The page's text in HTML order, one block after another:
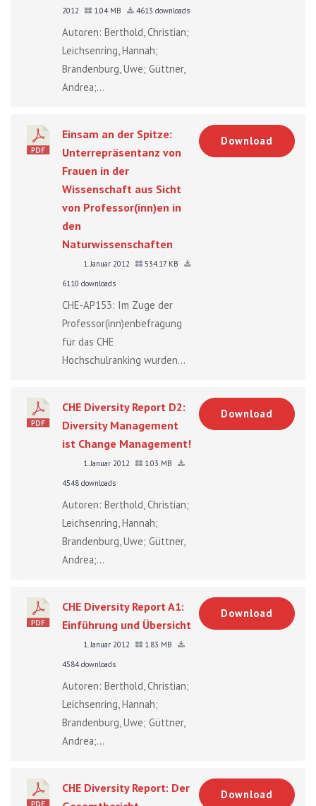
2012
1.04 MB 4613 downloads
Autoren: Berthold, Christian;
Leichsenring, Hannah;
Brandenburg, Uwe; Güttner,
Andrea;...
Einsam an der Spitze:
Unterrepräsentanz von
Frauen in der
Wissenschaft aus Sicht
von Professor(inn)en in
den
Naturwissenschaften
1. Januar 2012
534.17 KB
6110 downloads
CHE-AP153: Im Zuge der
Professor(inn)enbefragung
für das CHE
Hochschulranking wurden...
Download
CHE Diversity Report D2:
Diversity Management
ist Change Management!
1. Januar 2012
1.03 MB
4548 downloads
Autoren: Berthold, Christian;
Leichsenring, Hannah;
Brandenburg, Uwe; Güttner,
Andrea;...
Download
CHE Diversity Report A1:
Einführung und Übersicht
1. Januar 2012
1.83 MB
4584 downloads
Autoren: Berthold, Christian;
Leichsenring, Hannah;
Brandenburg, Uwe; Güttner,
Andrea;...
Download
CHE Diversity Report: Der
Download